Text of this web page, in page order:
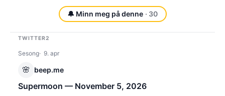
🔔 Minn meg på denne · 30
TWITTER2
Sesong 9. apr
🌸 beep.me
Supermoon — November 5, 2026